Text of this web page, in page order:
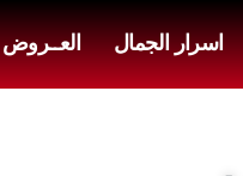
اسرار الجمال العــروض